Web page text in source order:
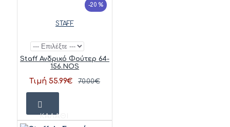
-20 %
STAFF
Staff Ανδρικό Φούτερ 64-
156.NOS
Τιμή 55.99€ 70.00€
ΚΑΛΆΘΙ